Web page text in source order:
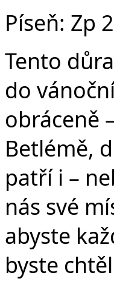
Píseň: Zp
Tento
do
obráceně
Betlémě,
patří i –
nás své
abyste
byste